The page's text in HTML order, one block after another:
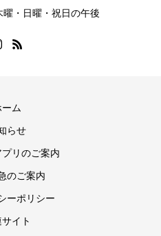
・日曜・祝日の午後
ーム
らせ
リのご案内
のご案内
ーポリシー
イト